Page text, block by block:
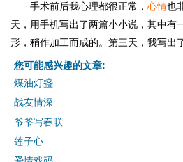
手术前后我心理都很正常， 心情也
天，用手机写出了两篇小小说，其中有
形，稍作加工而成的。第三天，我写出
您可能感兴趣的文章:
煤油灯盏
战友情深
爷爷写春联
莲子心